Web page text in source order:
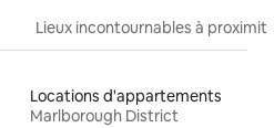
Lieux incontournables à
Locations d'appartements
Marlborough District